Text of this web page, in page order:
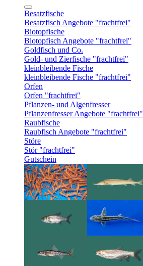
Besatzfische
Besatzfisch Angebote "frachtfrei"
Biotopfische
Biotopfisch Angebote "frachtfrei"
Goldfisch und Co.
Gold- und Zierfische "frachtfrei"
kleinbleibende Fische
kleinbleibende Fische "frachtfrei"
Orfen
Orfen "frachtfrei"
Pflanzen- und Algenfresser
Pflanzenfresser Angebote "frachtfrei"
Raubfische
Raubfisch Angebote "frachtfrei"
Störe
Stör "frachtfrei"
Gutschein